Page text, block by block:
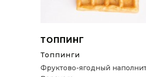
ТОППИНГ
Топпинги
Фруктово-ягодный